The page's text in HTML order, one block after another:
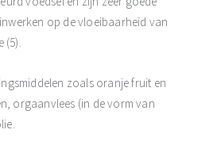
op de vloeibaarheid van
(5).
zoals oranje fruit en
orgaanvlees (in de vorm van